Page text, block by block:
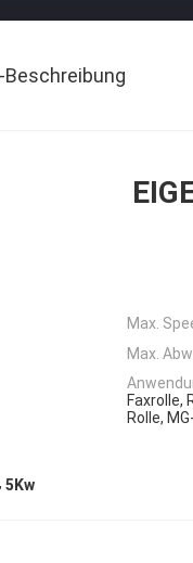
Beschreibung
Max.
Max.
Faxrolle,
Rolle,
, 5Kw